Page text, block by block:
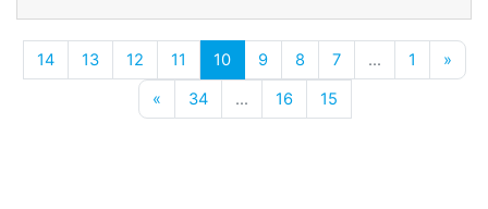
« الصفحة السابقة
1صفحة 1
…
7صفحة 7
8 صفحة 8
9 صفحة 9
10صفحة 10
11صفحة 11
12صفحة 12
13صفحة 13
14صفحة
15صفحة 15
16صفحة 16
…
34 صفحة 34
»